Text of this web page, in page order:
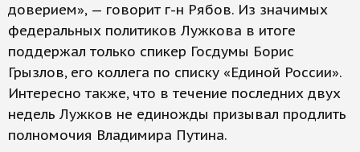
доверием», — говорит г-н Рябов. Из значимых
федеральных политиков Лужкова в итоге
поддержал только спикер Госдумы Борис
Грызлов, его коллега по списку «Единой России».
Интересно также, что в течение последних двух
недель Лужков не единожды призывал продлить
полномочия Владимира Путина.